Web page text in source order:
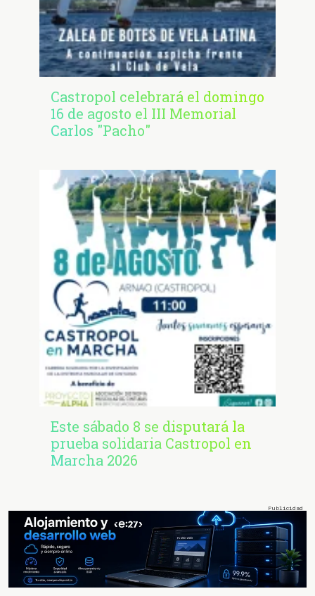
Castropol celebrará el domingo
16 de agosto el III Memorial
Carlos "Pacho"
Este sábado 8 se disputará la
prueba solidaria Castropol en
Marcha 2026